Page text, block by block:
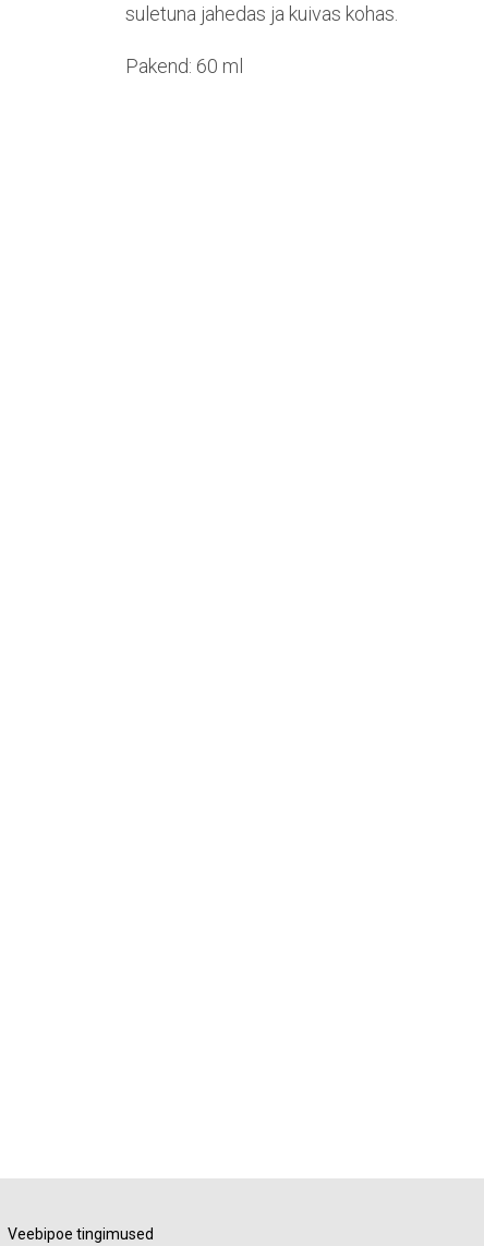
suletuna jahedas ja kuivas kohas.
Pakend: 60 ml
Veebipoe tingimused